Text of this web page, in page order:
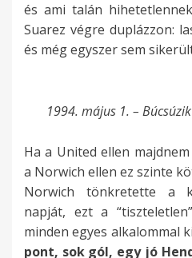
és ami talán
Suarez végre duplázzon:
és még egyszer sem
1994. május 1. –
Ha a United ellen
a Norwich ellen ez szinte
Norwich tönkretette a
napját, ezt a
minden egyes alkalommal
pont, sok gól, egy jó